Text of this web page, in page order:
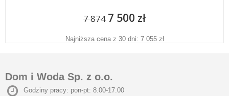
7 874 7 500 zł
Najniższa cena z 30 dni: 7 055 zł
Dom i Woda Sp. z o.o.
Godziny pracy: pon-pt: 8.00-17.00